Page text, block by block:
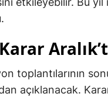
toplantılarının
açıklanacak.